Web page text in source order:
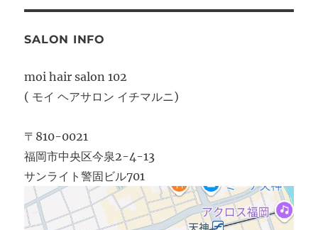
SALON INFO
moi hair salon 102
( モイ ヘアサロン イチマルニ)
〒810-0021
福岡市中央区今泉2-4-13
サンライト警固ビル701